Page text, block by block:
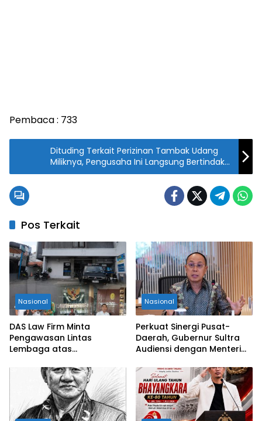
Pembaca : 733
Dituding Terkait Perizinan Tambak Udang
Miliknya, Pengusaha Ini Langsung Bertindak
Cepat
Pos Terkait
Nasional
DAS Law Firm Minta
Pengawasan Lintas
Lembaga atas
Objek Sengketa di
Pengadilan Negeri Jakarta
Nasional
Perkuat Sinergi Pusat-
Daerah, Gubernur Sultra
Audiensi dengan Menteri